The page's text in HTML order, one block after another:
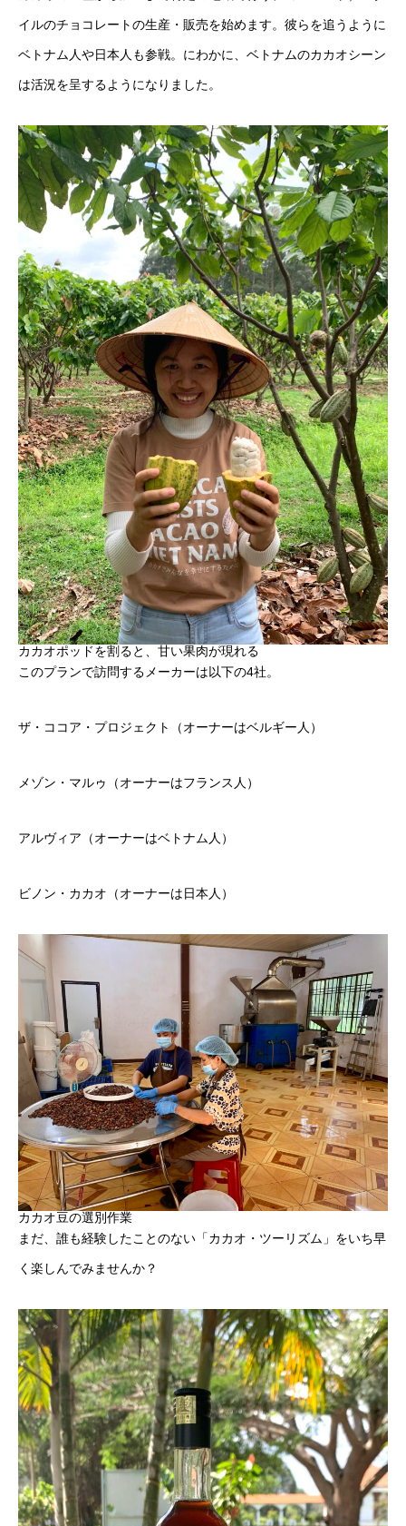
イルのチョコレートの生産・販売を始めます。彼らを追うように
ベトナム人や日本人も参戦。にわかに、ベトナムのカカオシーン
は活況を呈するようになりました。
カカオポッドを割ると、甘い果肉が現れる
このプランで訪問するメーカーは以下の4社。
ザ・ココア・プロジェクト（オーナーはベルギー人）
メゾン・マルゥ（オーナーはフランス人）
アルヴィア（オーナーはベトナム人）
ビノン・カカオ（オーナーは日本人）
カカオ豆の選別作業
まだ、誰も経験したことのない「カカオ・ツーリズム」をいち早
く楽しんでみませんか？